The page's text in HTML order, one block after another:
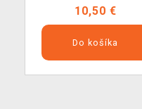
10,50 €
Do košíka